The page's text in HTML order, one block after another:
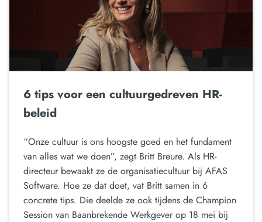
6 tips voor een cultuurgedreven HR-
beleid
“Onze cultuur is ons hoogste goed en het fundament
van alles wat we doen”, zegt Britt Breure. Als HR-
directeur bewaakt ze de organisatiecultuur bij AFAS
Software. Hoe ze dat doet, vat Britt samen in 6
concrete tips. Die deelde ze ook tijdens de Champion
Session van Baanbrekende Werkgever op 18 mei bij